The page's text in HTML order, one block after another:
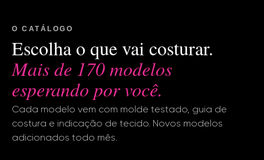
O CATÁLOGO
Escolha o que vai costurar.
Mais de 170 modelos
esperando por você.
Cada modelo vem com molde testado, guia de
costura e indicação de tecido. Novos modelos
adicionados todo mês.